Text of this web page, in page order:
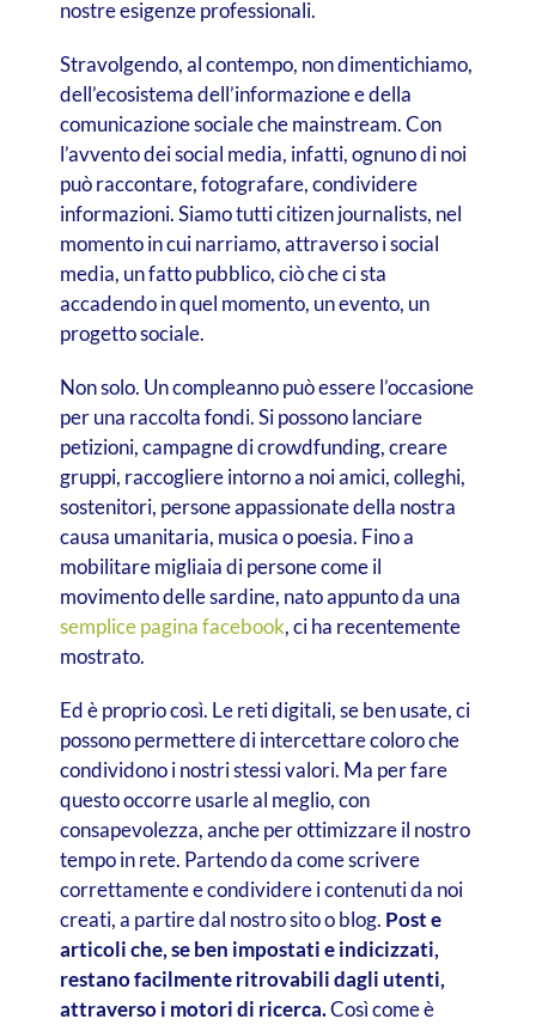
nostre esigenze professionali.
Stravolgendo, al contempo, non dimentichiamo,
dell’ecosistema dell’informazione e della
comunicazione sociale che mainstream. Con
l’avvento dei social media, infatti, ognuno di noi
può raccontare, fotografare, condividere
informazioni. Siamo tutti citizen journalists, nel
momento in cui narriamo, attraverso i social
media, un fatto pubblico, ciò che ci sta
accadendo in quel momento, un evento, un
progetto sociale.
Non solo. Un compleanno può essere l’occasione
per una raccolta fondi. Si possono lanciare
petizioni, campagne di crowdfunding, creare
gruppi, raccogliere intorno a noi amici, colleghi,
sostenitori, persone appassionate della nostra
causa umanitaria, musica o poesia. Fino a
mobilitare migliaia di persone come il
movimento delle sardine, nato appunto da una
semplice pagina facebook, ci ha recentemente
mostrato.
Ed è proprio così. Le reti digitali, se ben usate, ci
possono permettere di intercettare coloro che
condividono i nostri stessi valori. Ma per fare
questo occorre usarle al meglio, con
consapevolezza, anche per ottimizzare il nostro
tempo in rete. Partendo da come scrivere
correttamente e condividere i contenuti da noi
creati, a partire dal nostro sito o blog. Post e
articoli che, se ben impostati e indicizzati,
restano facilmente ritrovabili dagli utenti,
attraverso i motori di ricerca.Così come è